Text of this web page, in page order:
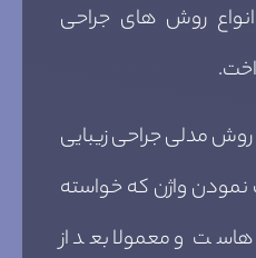
روش های جراحی
روش مدلی جراحی زیبایی
واژن که خواسته
هاست و معمولا بعد از